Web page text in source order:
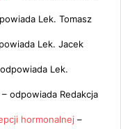
Lek. Tomasz
Lek. Jacek
Lek.
– odpowiada Redakcja
hormonalnej –